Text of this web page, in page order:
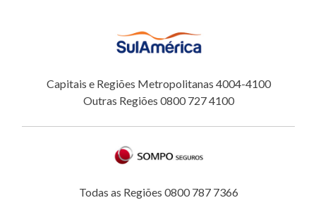
Capitais e Regiões Metropolitanas 4004-4100
Outras Regiões 0800 727 4100
Todas as Regiões 0800 787 7366